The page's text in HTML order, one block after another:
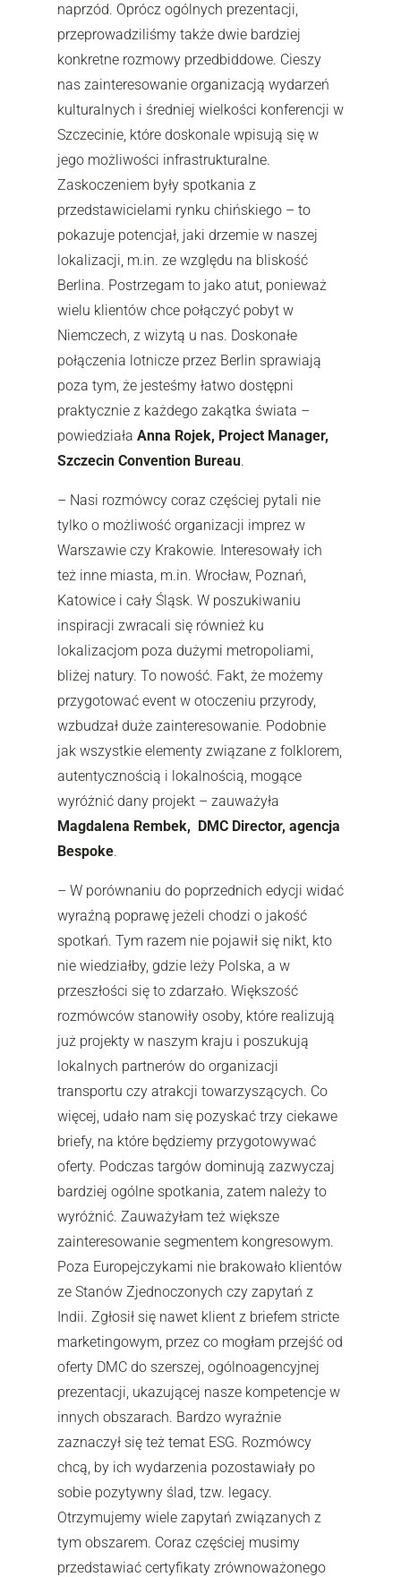
naprzód. Oprócz ogólnych prezentacji,
przeprowadziliśmy także dwie bardziej
konkretne rozmowy przedbiddowe. Cieszy
nas zainteresowanie organizacją wydarzeń
kulturalnych i średniej wielkości konferencji w
Szczecinie, które doskonale wpisują się w
jego możliwości infrastrukturalne.
Zaskoczeniem były spotkania z
przedstawicielami rynku chińskiego – to
pokazuje potencjał, jaki drzemie w naszej
lokalizacji, m.in. ze względu na bliskość
Berlina. Postrzegam to jako atut, ponieważ
wielu klientów chce połączyć pobyt w
Niemczech, z wizytą u nas. Doskonałe
połączenia lotnicze przez Berlin sprawiają
poza tym, że jesteśmy łatwo dostępni
praktycznie z każdego zakątka świata –
powiedziała Anna Rojek, Project Manager,
Szczecin Convention Bureau.
– Nasi rozmówcy coraz częściej pytali nie
tylko o możliwość organizacji imprez w
Warszawie czy Krakowie. Interesowały ich
też inne miasta, m.in. Wrocław, Poznań,
Katowice i cały Śląsk. W poszukiwaniu
inspiracji zwracali się również ku
lokalizacjom poza dużymi metropoliami,
bliżej natury. To nowość. Fakt, że możemy
przygotować event w otoczeniu przyrody,
wzbudzał duże zainteresowanie. Podobnie
jak wszystkie elementy związane z folklorem,
autentycznością i lokalnością, mogące
wyróżnić dany projekt – zauważyła
Magdalena Rembek, DMC Director, agencja
Bespoke.
– W porównaniu do poprzednich edycji widać
wyraźną poprawę jeżeli chodzi o jakość
spotkań. Tym razem nie pojawił się nikt, kto
nie wiedziałby, gdzie leży Polska, a w
przeszłości się to zdarzało. Większość
rozmówców stanowiły osoby, które realizują
już projekty w naszym kraju i poszukują
lokalnych partnerów do organizacji
transportu czy atrakcji towarzyszących. Co
więcej, udało nam się pozyskać trzy ciekawe
briefy, na które będziemy przygotowywać
oferty. Podczas targów dominują zazwyczaj
bardziej ogólne spotkania, zatem należy to
wyróżnić. Zauważyłam też większe
zainteresowanie segmentem kongresowym.
Poza Europejczykami nie brakowało klientów
ze Stanów Zjednoczonych czy zapytań z
Indii. Zgłosił się nawet klient z briefem stricte
marketingowym, przez co mogłam przejść od
oferty DMC do szerszej, ogólnoagencyjnej
prezentacji, ukazującej nasze kompetencje w
innych obszarach. Bardzo wyraźnie
zaznaczył się też temat ESG. Rozmówcy
chcą, by ich wydarzenia pozostawiały po
sobie pozytywny ślad, tzw. legacy.
Otrzymujemy wiele zapytań związanych z
tym obszarem. Coraz częściej musimy
przedstawiać certyfikaty zrównoważonego